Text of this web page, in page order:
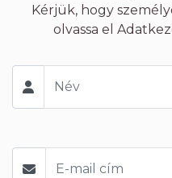
Kérjük, hogy
olvassa el